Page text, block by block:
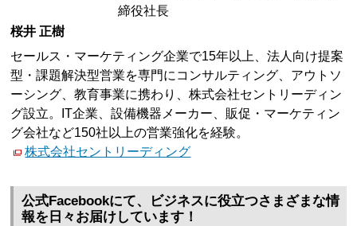
締役社長
桜井 正樹
セールス・マーケティング企業で15年以上、法人向け提案
型・課題解決型営業を専門にコンサルティング、アウトソ
ーシング、教育事業に携わり、株式会社セントリーディン
グ設立。IT企業、設備機器メーカー、販促・マーケティン
グ会社など150社以上の営業強化を経験。
株式会社セントリーディング
公式Facebookにて、ビジネスに役立つさまざまな情
報を日々お届けしています！